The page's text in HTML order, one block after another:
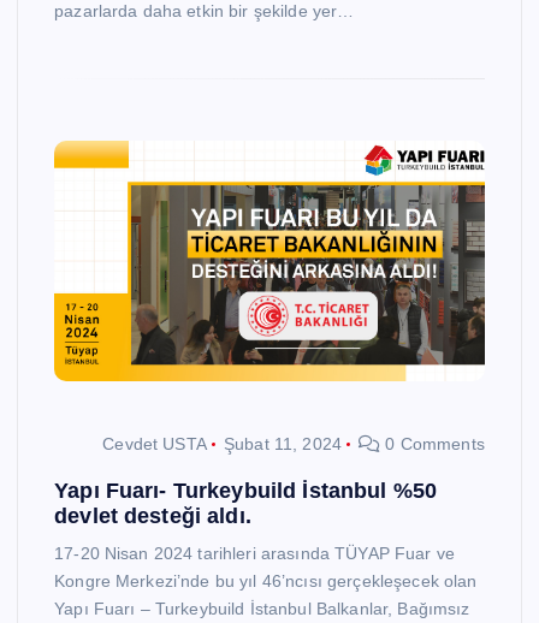
pazarlarda daha etkin bir şekilde yer…
Cevdet USTA Şubat 11, 2024 0 Comments
Yapı Fuarı- Turkeybuild İstanbul %50
devlet desteği aldı.
17-20 Nisan 2024 tarihleri arasında TÜYAP Fuar ve
Kongre Merkezi’nde bu yıl 46’ncısı gerçekleşecek olan
Yapı Fuarı – Turkeybuild İstanbul Balkanlar, Bağımsız